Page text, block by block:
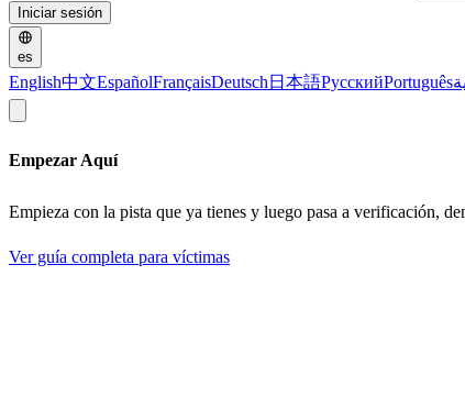
Iniciar sesión
es
English中文EspañolFrançaisDeutsch 日本語РусскийPortuguês
Empezar Aquí
Empieza con la pista que ya tienes y luego pasa a verificación,
Ver guía completa para víctimas